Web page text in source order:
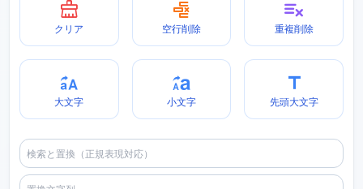
クリア 空行削除 重複削除
大文字 小文字 先頭大文字